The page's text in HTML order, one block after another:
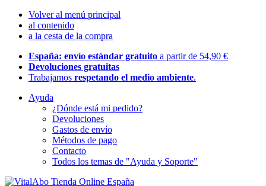
Volver al menú principal
al contenido
a la cesta de la compra
España: envío estándar gratuito a partir de 54,90 €
Devoluciones gratuitas
Trabajamos respetando el medio ambiente.
Ayuda
¿Dónde está mi pedido?
Devoluciones
Gastos de envío
Métodos de pago
Contacto
Todos los temas de "Ayuda y Soporte"